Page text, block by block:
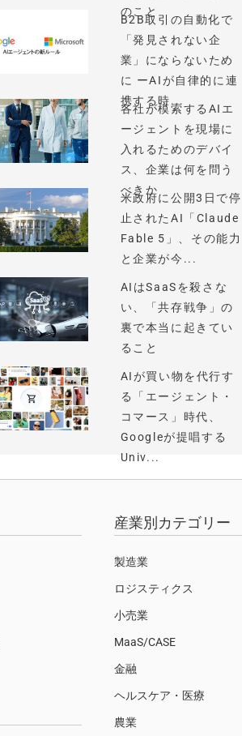
のこと
B2B取引の自動化で
「発見されない企
業」にならないため
に ーAIが自律的に連
携する時...
各社が模索するAIエ
ージェントを現場に
入れるためのデバイ
ス、企業は何を問う
べきか
米政府に公開3日で停
止されたAI「Claude
Fable 5」、その能力
と企業が今...
AIはSaaSを殺さな
い、「共存戦争」の
裏で本当に起きてい
ること
AIが買い物を代行す
る「エージェント・
コマース」時代、
Googleが提唱する
Univ...
産業別カテゴリー
製造業
ロジスティクス
小売業
MaaS/CASE
金融
ヘルスケア・医療
農業